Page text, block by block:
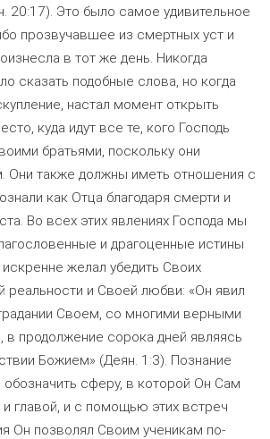
20:17). Это было самое удивительное
прозвучавшее из смертных уст и
в тот же день. Никогда
сказать подобные слова, но когда
настал момент открыть
куда идут все те, кого Господь
братьями, поскольку они
Они также должны иметь отношения с
как Отца благодаря смерти и
Во всех этих явлениях Господа мы
и драгоценные истины
желал убедить Своих
реальности и Своей любви: «Он явил
Своем, со многими верными
в продолжение сорока дней являясь
Божием» (Деян. 1:3). Познание
сферу, в которой Он Сам
главой, и с помощью этих встреч
Он позволял Своим ученикам по-